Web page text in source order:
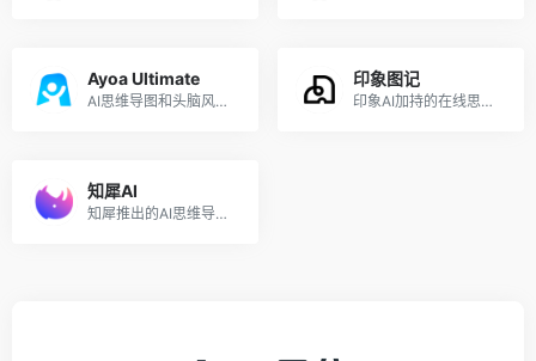
Ayoa Ultimate
AI思维导图和头脑风暴工具
印象图记
印象AI加持的在线思维导图工具
知犀AI
知犀推出的AI思维导图生成工具